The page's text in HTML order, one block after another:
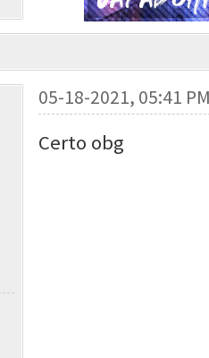
05-18-2021, 05:41
Certo obg